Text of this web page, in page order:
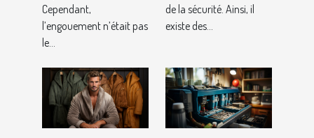
Cependant,
l’engouement n’était pas
le...
de la sécurité. Ainsi, il
existe des...